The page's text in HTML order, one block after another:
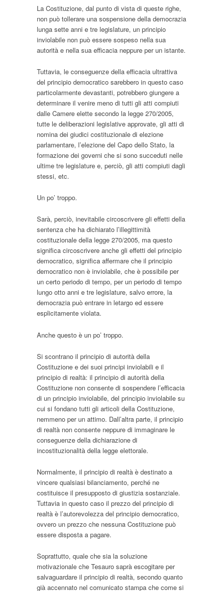
La Costituzione, dal punto di vista di queste righe,
non può tollerare una sospensione della democrazia
lunga sette anni e tre legislature, un principio
inviolabile non può essere sospeso nella sua
autorità e nella sua efficacia neppure per un istante.
Tuttavia, le conseguenze della efficacia ultrattiva
del principio democratico sarebbero in questo caso
particolarmente devastanti, potrebbero giungere a
determinare il venire meno di tutti gli atti compiuti
dalle Camere elette secondo la legge 270/2005,
tutte le deliberazioni legislative approvate, gli atti di
nomina dei giudici costituzionale di elezione
parlamentare, l’elezione del Capo dello Stato, la
formazione dei governi che si sono succeduti nelle
ultime tre legislature e, perciò, gli atti compiuti dagli
stessi, etc.
Un po’ troppo.
Sarà, perciò, inevitabile circoscrivere gli effetti della
sentenza che ha dichiarato l’illegittimità
costituzionale della legge 270/2005, ma questo
significa circoscrivere anche gli effetti del principio
democratico, significa affermare che il principio
democratico non è inviolabile, che è possibile per
un certo periodo di tempo, per un periodo di tempo
lungo otto anni e tre legislature, salvo errore, la
democrazia può entrare in letargo ed essere
esplicitamente violata.
Anche questo è un po’ troppo.
Si scontrano il principio di autorità della
Costituzione e dei suoi principi inviolabili e il
principio di realtà: il principio di autorità della
Costituzione non consente di sospendere l’efficacia
di un principio inviolabile, del principio inviolabile su
cui si fondano tutti gli articoli della Costituzione,
nemmeno per un attimo. Dall’altra parte, il principio
di realtà non consente neppure di immaginare le
conseguenze della dichiarazione di
incostituzionalità della legge elettorale.
Normalmente, il principio di realtà è destinato a
vincere qualsiasi bilanciamento, perché ne
costituisce il presupposto di giustizia sostanziale.
Tuttavia in questo caso il prezzo del principio di
realtà è l’autorevolezza del principio democratico,
ovvero un prezzo che nessuna Costituzione può
essere disposta a pagare.
Soprattutto, quale che sia la soluzione
motivazionale che Tesauro saprà escogitare per
salvaguardare il principio di realtà, secondo quanto
già accennato nel comunicato stampa che come si